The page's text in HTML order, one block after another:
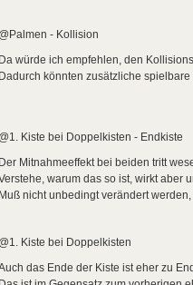
@Palmen - Kollision
Da würde ich empfehlen, den
Dadurch könnten zusätzliche
@1. Kiste bei Doppelkisten - Endkiste
Der Mitnahmeeffekt bei beiden tritt
warum das so ist, wirkt aber
Muß nicht unbedingt verändert
@1. Kiste bei Doppelkisten
das Ende der Kiste ist eher zu